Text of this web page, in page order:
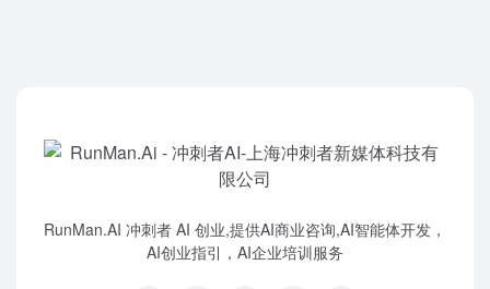
RunMan.AI 冲刺者 AI 创业,提供AI商业咨询,AI智能体开发，
AI创业指引，AI企业培训服务